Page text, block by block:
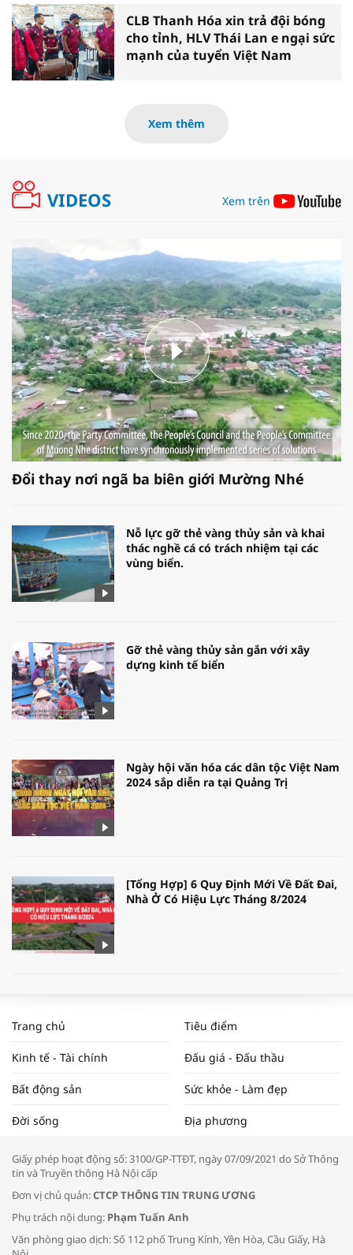
CLB Thanh Hóa xin trả đội bóng
cho tỉnh, HLV Thái Lan e ngại sức
mạnh của tuyển Việt Nam
Xem thêm
VIDEOS Xem trên
Đổi thay nơi ngã ba biên giới Mường Nhé
Nỗ lực gỡ thẻ vàng thủy sản và khai
thác nghề cá có trách nhiệm tại các
vùng biển.
Gỡ thẻ vàng thủy sản gắn với xây
dựng kinh tế biển
Ngày hội văn hóa các dân tộc Việt Nam
2024 sắp diễn ra tại Quảng Trị
[Tổng Hợp] 6 Quy Định Mới Về Đất Đai,
Nhà Ở Có Hiệu Lực Tháng 8/2024
ĐẬP THỊ TRƯỜNG #62
Tọa đàm “Xúc tiến thương mại: Khơi
thông đầu ra cho sản phẩm OCOP”
Bác sĩ tư vấn cách phòng tránh bệnh
đường hô hấp trong thời tiết giao mùa
Trang chủ Tiêu điểm
Kinh tế - Tài chính Đấu giá - Đấu thầu
Bất động sản Sức khỏe - Làm đẹp
Đời sống Địa phương
Giấy phép hoạt động số: 3100/GP-TTĐT, ngày 07/09/2021 do Sở Thông
tin và Truyền thông Hà Nội cấp
Đơn vị chủ quản:CTCP THÔNG TIN TRUNG ƯƠNG
Phụ trách nội dung: Phạm Tuấn Anh
Văn phòng giao dịch: Số 112 phố Trung Kính, Yên Hòa, Cầu Giấy, Hà